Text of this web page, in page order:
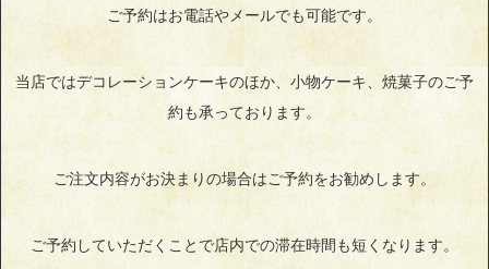
ご予約はお電話やメールでも可能です。
当店ではデコレーションケーキのほか、小物ケーキ、焼菓子のご予
約も承っております。
ご注文内容がお決まりの場合はご予約をお勧めします。
ご予約していただくことで店内での滞在時間も短くなります。